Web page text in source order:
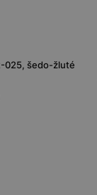
025, šedo-žluté